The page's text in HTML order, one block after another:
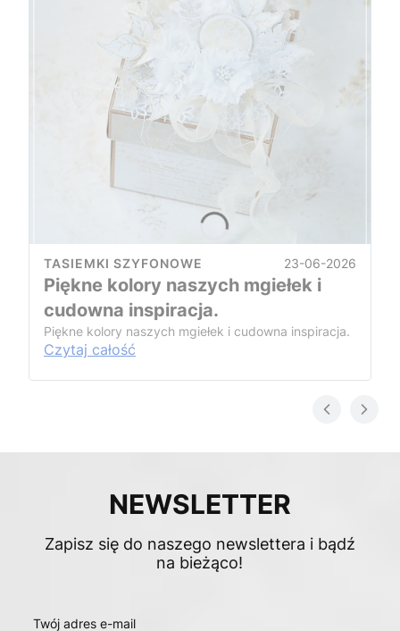
TASIEMKI SZYFONOWE 23-06-2026
Piękne kolory naszych mgiełek i
cudowna inspiracja.
Piękne kolory naszych mgiełek i cudowna inspiracja.
Czytaj całość
NEWSLETTER
Zapisz się do naszego newslettera i bądź
na bieżąco!
Twój adres e-mail